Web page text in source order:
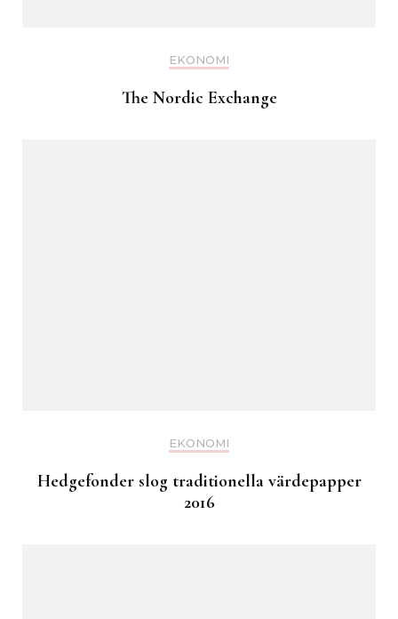
EKONOMI
The Nordic Exchange
EKONOMI
Hedgefonder slog traditionella värdepapper
2016